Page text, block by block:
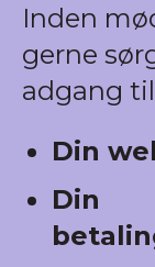
Inden
gerne
adgang
Din
Din